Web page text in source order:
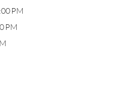
PM
PM